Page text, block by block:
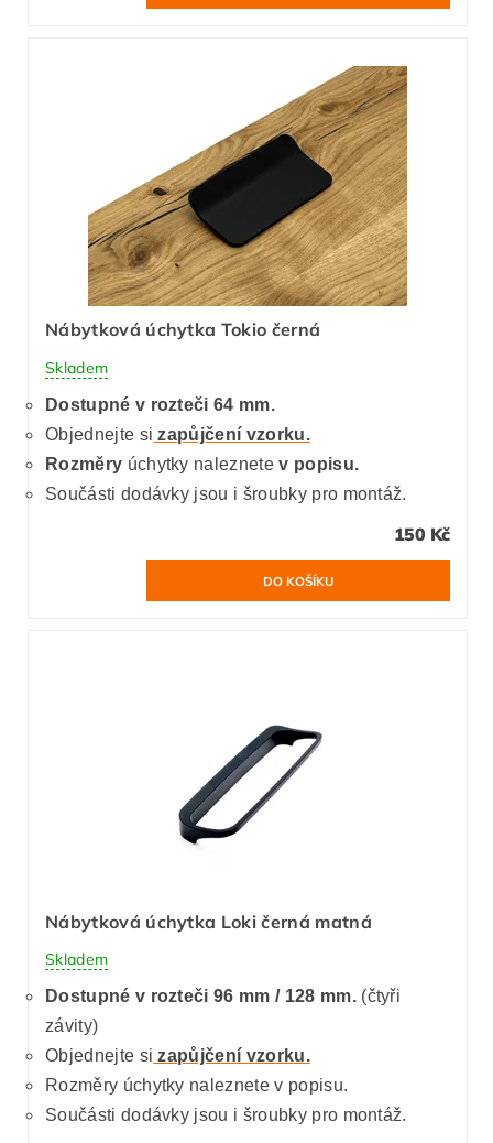
Nábytková úchytka Tokio černá
Skladem
Dostupné v rozteči 64 mm.
Objednejte si zapůjčení vzorku.
Rozměry úchytky naleznetev popisu.
Součásti dodávky jsou i šroubky pro montáž.
150 Kč
Nábytková úchytka Loki černá matná
Skladem
Dostupné v rozteči 96 mm / 128 mm. (čtyři
závity)
Objednejte si zapůjčení vzorku.
Rozměry úchytky naleznete v popisu.
Součásti dodávky jsou i šroubky pro montáž.